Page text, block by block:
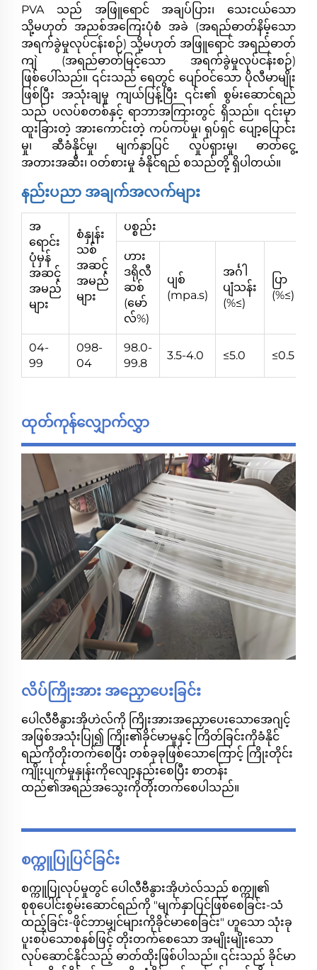
PVA သည် အဖြူရောင် အချပ်ပြား၊ သေးငယ်သော
သို့မဟုတ် အညစ်အကြေးပုံစံ အခဲ (အရည်ဓာတ်နိမ့်သော
အရက်ခွဲမှုလုပ်ငန်းစဉ်) သို့မဟုတ် အဖြူရောင် အရည်ဓာတ်
ကျဲ (အရည်ဓာတ်မြင့်သော အရက်ခွဲမှုလုပ်ငန်းစဉ်)
ဖြစ်ပေါ်သည်။ ၎င်းသည် ရေတွင် ပျော်ဝင်သော ပိုလီမာမျိုး
ဖြစ်ပြီး အသုံးချမှု ကျယ်ပြန့်ပြီး ၎င်း၏ စွမ်းဆောင်ရည်
သည် ပလပ်စတစ်နှင့် ရာဘာအကြားတွင် ရှိသည်။ ၎င်းမှာ
ထူးခြားတဲ့ အားကောင်းတဲ့ ကပ်ကပ်မှု၊ ရုပ်ရှင် ပျော့ပြောင်း
မှု၊ ဆီခံနိုင်မှု၊ မျက်နှာပြင် လှုပ်ရှားမှု၊ ဓာတ်ငွေ့
အတားအဆီး၊ ဝတ်စားမှု ခံနိုင်ရည် စသည်တို့ ရှိပါတယ်။
နည်းပညာ အချက်အလက်များ
အ
ရောင်း
ပုံမှန်
အဆင့်
အမည်
များ
စံနှုန်း
သစ်
အဆင့်
အမည်
များ
ပစ္စည်း
ဟား
ဒရိုလီ
ဆစ်
(မော်
လ်%)
ပျစ်
(mpa.s)
အင်္ဂါ
ပျံသန်း
(%≤)
ပြာ
(%≤)
04-
99
098-
04
98.0-
99.8
3.5-4.0 ≤5.0 ≤0.5
ထုတ်ကုန်လျှောက်လွှာ
လိပ်ကြိုးအား အညှောပေးခြင်း
ပေါလီဗီနွားအိုဟဲလ်ကို ကြိုးအားအညှောပေးသောအေဂျင့်
အဖြစ်အသုံးပြု၍ ကြိုး၏ခိုင်မာမှုနှင့် ကြိတ်ခြင်းကိုခံနိုင်
ရည်ကိုတိုးတက်စေပြီး တစ်ခုခုဖြစ်သောကြောင့် ကြိုးတိုင်း
ကျိုးပျက်မှုနှုန်းကိုလျော့နည်းစေပြီး စာတန်း
ထည်၏အရည်အသွေးကိုတိုးတက်စေပါသည်။
စက္ကူပြုပြင်ခြင်း
စက္ကူပြုလုပ်မှုတွင် ပေါလီဗီနွားအိုဟဲလ်သည် စက္ကူ၏
စုစုပေါင်းစွမ်းဆောင်ရည်ကို "မျက်နှာပြင်ဖြစ်စေခြင်း-သံ
ထည့်ခြင်း-ဖိုင်ဘာမျှင်များကိုခိုင်မာစေခြင်း" ဟူသော သုံးခု
ပူးစပ်သောစနစ်ဖြင့် တိုးတက်စေသော အမျိုးမျိုးသော
လုပ်ဆောင်နိုင်သည့် ဓာတ်ထိုးဖြစ်ပါသည်။ ၎င်းသည် ခိုင်မာ